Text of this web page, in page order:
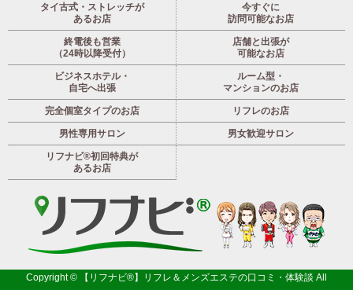
タイ古式・ストレッチが
あるお店
今すぐに
訪問可能なお店
終電後も営業
（24時以降受付）
店舗と出張が
可能なお店
ビジネスホテル・
自宅へ出張
ルーム型・
マンションのお店
完全個室タイプのお店 リフレのお店
男性専用サロン 男女歓迎サロン
リフナビ®初回特典が
あるお店
Copyright © 【リフナビ®】リフレ＆メンズエステの口コミ・体験談 All